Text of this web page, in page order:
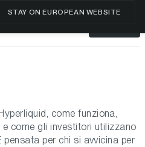
come funziona,
come gli investitori utilizzano
per chi si avvicina per
STAY ON EUROPEAN WEBSITE